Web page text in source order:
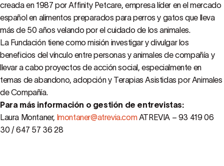
creada en 1987 por Affinity Petcare, empresa líder en el mercado
español en alimentos preparados para perros y gatos que lleva
más de 50 años velando por el cuidado de los animales.
La Fundación tiene como misión investigar y divulgar los
beneficios del vínculo entre personas y animales de compañía y
llevar a cabo proyectos de acción social, especialmente en
temas de abandono, adopción y Terapias Asistidas por Animales
de Compañía.
Para más información o gestión de entrevistas:
Laura Montaner, lmontaner@atrevia.comATREVIA – 93 419 06
30 / 647 57 36 28